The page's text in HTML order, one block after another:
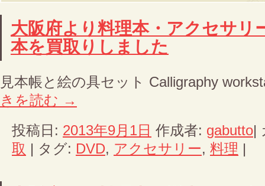
大阪府より料理本・アクセサリ
本を買取りしました
見本帳と絵の具セット Calligraphy
きを読む →
投稿日: 2013年9月1日 作成者: gabutto|
取 | タグ: DVD, アクセサリー, 料理 |